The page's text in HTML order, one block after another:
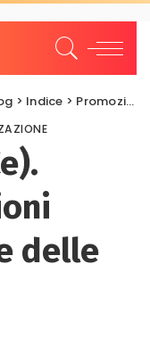
> Indice > Promozione Valorizzazione
delle